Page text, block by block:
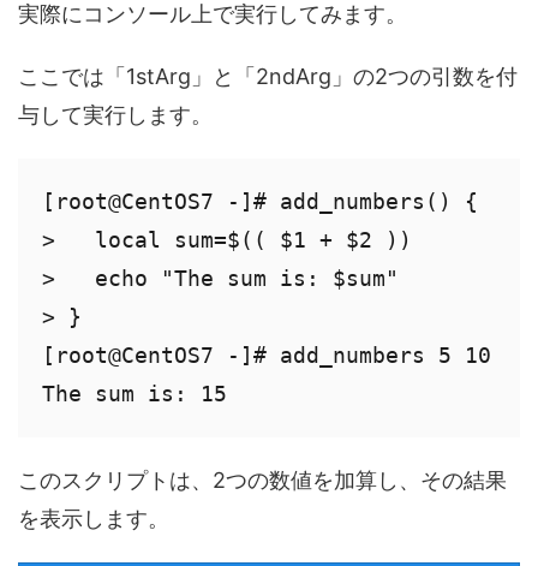
実際にコンソール上で実行してみます。
ここでは「1stArg」と「2ndArg」の2つの引数を付
与して実行します。
[root@CentOS7 -]# add_numbers() {
>   local sum=$(( $1 + $2 ))
>   echo "The sum is: $sum"
> }
[root@CentOS7 -]# add_numbers 5 10
このスクリプトは、2つの数値を加算し、その結果
を表示します。